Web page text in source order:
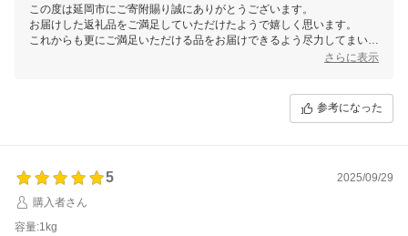
この度は延岡市にご寄附賜り誠にありがとうございます。
お届けした返礼品をご満足していただけたようで嬉しく思います。
これからも更にご満足いただける品をお届けできるよう尽力してまいり
さらに表示
参考になった
5
2025/09/29
購入者さん
容量:1kg